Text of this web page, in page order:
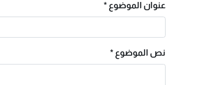
عنوان الموضوع *
نص الموضوع *